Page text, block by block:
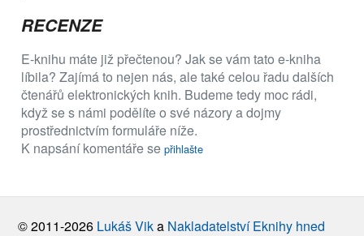
RECENZE
E-knihu máte již přečtenou? Jak se vám tato e-kniha
líbila? Zajímá to nejen nás, ale také celou řadu dalších
čtenářů elektronických knih. Budeme tedy moc rádi,
když se s námi podělíte o své názory a dojmy
prostřednictvím formuláře níže.
K napsání komentáře se přihlašte
© 2011-2026 Lukáš Vika Nakladatelství Eknihy hned